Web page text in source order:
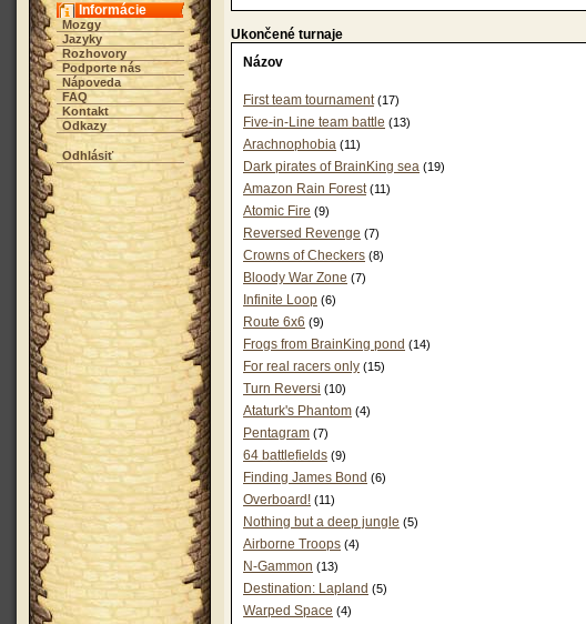
Informácie
Mozgy
Jazyky
Rozhovory
Podporte nás
Nápoveda
FAQ
Kontakt
Odkazy
Odhlásiť
Ukončené turnaje
Názov
First team tournament (17)
Five-in-Line team battle (13)
Arachnophobia (11)
Dark pirates of BrainKing sea (19)
Amazon Rain Forest (11)
Atomic Fire (9)
Reversed Revenge (7)
Crowns of Checkers (8)
Bloody War Zone (7)
Infinite Loop (6)
Route 6x6 (9)
Frogs from BrainKing pond (14)
For real racers only (15)
Turn Reversi (10)
Ataturk's Phantom (4)
Pentagram (7)
64 battlefields (9)
Finding James Bond (6)
Overboard! (11)
Nothing but a deep jungle (5)
Airborne Troops (4)
N-Gammon (13)
Destination: Lapland (5)
Warped Space (4)